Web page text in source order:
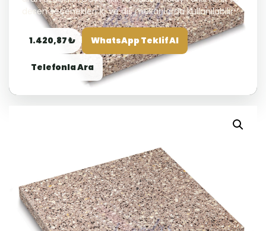
desen seçenekleri İç ve dış mekanlarda kullanılabilir
1.420,87 ₺ WhatsApp Teklif Al
Telefonla Ara